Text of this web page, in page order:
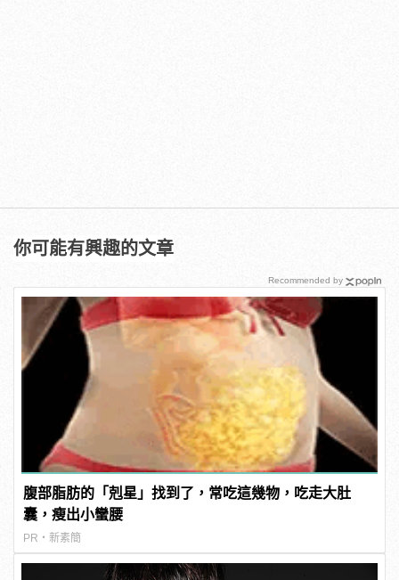
你可能有興趣的文章
腹部脂肪的「剋星」找到了，常吃這幾物，吃走大肚
囊，瘦出小蠻腰
PR・新素簡
Recommended by